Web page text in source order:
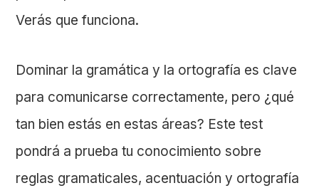
Verás que funciona.
Dominar la gramática y la ortografía es clave
para comunicarse correctamente, pero ¿qué
tan bien estás en estas áreas? Este test
pondrá a prueba tu conocimiento sobre
reglas gramaticales, acentuación y ortografía